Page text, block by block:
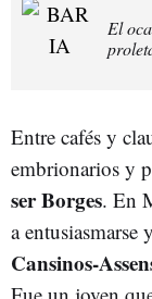
El
Entre cafés y
embrionarios y
ser Borges. En
a entusiasmarse
Cansinos-